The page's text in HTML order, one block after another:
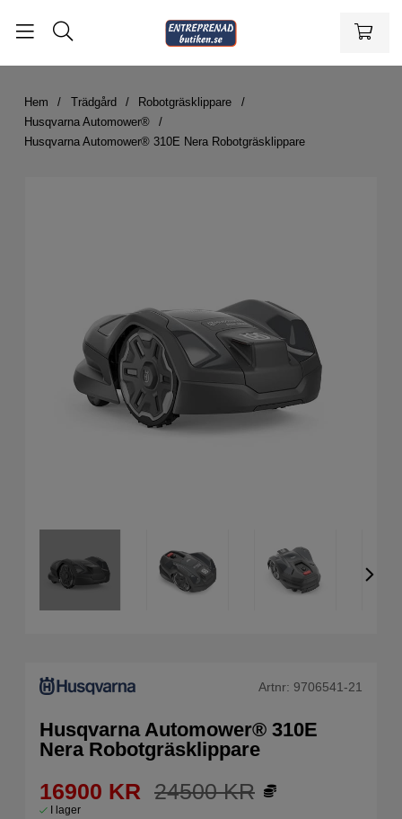
Hem Trädgård
Robotgräsklippare
Husqvarna Automower®
Husqvarna Automower® 310E Nera Robotgräsklippare
Artnr: 9706541-21
Husqvarna Automower® 310E
Nera Robotgräsklippare
24500KR
16900 KR
I lager